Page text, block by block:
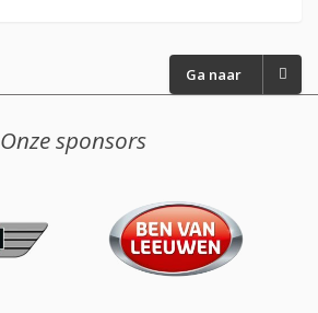
Ga naar
Onze sponsors